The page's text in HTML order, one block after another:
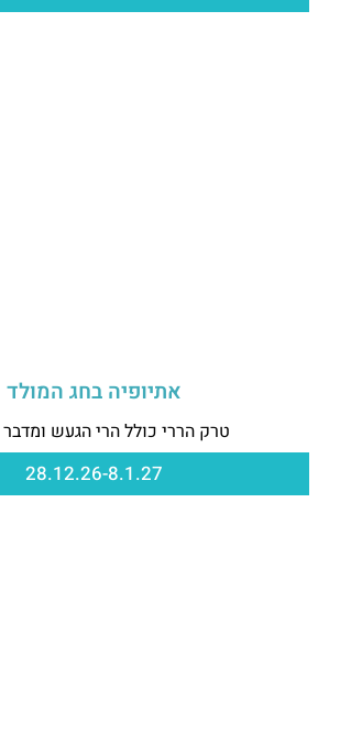
אתיופיה בחג המולד
טרק הררי כולל הרי הגעש ומדבר
28.12.26-8.1.27